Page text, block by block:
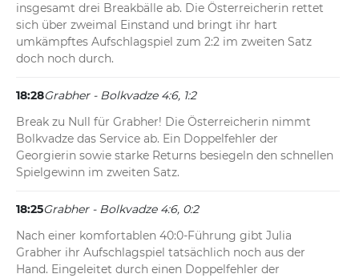
insgesamt drei Breakbälle ab. Die Österreicherin rettet
sich über zweimal Einstand und bringt ihr hart
umkämpftes Aufschlagspiel zum 2:2 im zweiten Satz
doch noch durch.
18:28Grabher - Bolkvadze 4:6, 1:2
Break zu Null für Grabher! Die Österreicherin nimmt
Bolkvadze das Service ab. Ein Doppelfehler der
Georgierin sowie starke Returns besiegeln den schnellen
Spielgewinn im zweiten Satz.
18:25Grabher - Bolkvadze 4:6, 0:2
Nach einer komfortablen 40:0-Führung gibt Julia
Grabher ihr Aufschlagspiel tatsächlich noch aus der
Hand. Eingeleitet durch einen Doppelfehler der